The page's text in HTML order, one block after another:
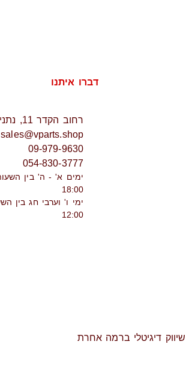
דברו איתנו
רחוב הקדר 11, נתניה
sales@vparts.shop
09-979-9630
054-830-3777
18:00
12:00